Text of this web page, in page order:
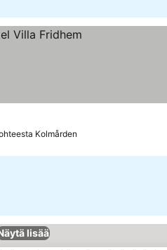
Kolmården
lisää